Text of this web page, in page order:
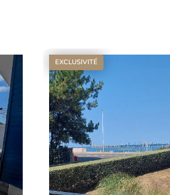
EXCLUSIVITÉ